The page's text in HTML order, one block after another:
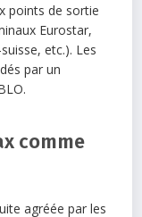
points de sortie
Eurostar,
etc.). Les
par un
comme
agréée par les